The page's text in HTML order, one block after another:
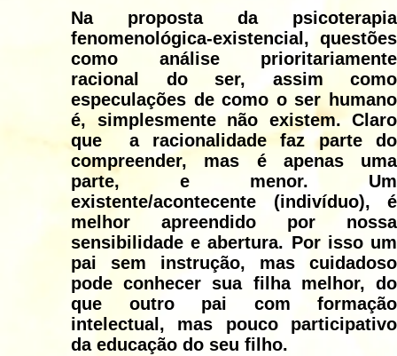
Na proposta da psicoterapia
fenomenológica-existencial, questões
como análise prioritariamente
racional do ser, assim como
especulações de como o ser humano
é, simplesmente não existem. Claro
que a racionalidade faz parte do
compreender, mas é apenas uma
parte, e menor. Um
existente/acontecente (indivíduo), é
melhor apreendido por nossa
sensibilidade e abertura. Por isso um
pai sem instrução, mas cuidadoso
pode conhecer sua filha melhor, do
que outro pai com formação
intelectual, mas pouco participativo
da educação do seu filho.